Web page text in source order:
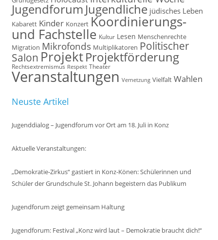
Jugendforum Jugendliche jüdisches Leben
Kabarett Kinder Konzert Koordinierungs-
und Fachstelle Kultur Lesen Menschenrechte
Migration Mikrofonds Multiplikatoren Politischer
Salon ProjektProjektförderung
Rechtsextremismus Respekt Theater
Veranstaltungen Vernetzung Vielfalt Wahlen
Neuste Artikel
Jugenddialog – Jugendforum vor Ort am 18. Juli in Konz
Aktuelle Veranstaltungen:
„Demokratie-Zirkus“ gastiert in Konz-Könen: Schülerinnen und
Schüler der Grundschule St. Johann begeistern das Publikum
Jugendforum zeigt gemeinsam Haltung
Jugendforum: Festival „Konz wird laut – Demokratie braucht dich!“